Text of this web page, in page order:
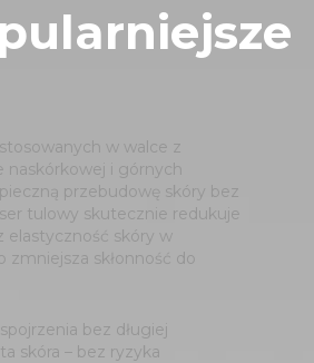
w walce z
naskórkowej i górnych
przebudowę skóry bez
tulowy skutecznie redukuje
elastyczność skóry w
skłonność do
bez długiej
skóra – bez ryzyka